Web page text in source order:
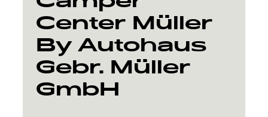
Center Müller
By Autohaus
Gebr. Müller
GmbH